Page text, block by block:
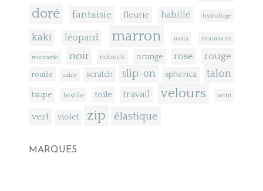
doré fantaisie fleurie habillé hydrofuge
kaki léopard marron moka moumoute
moutarde noir nubuck orange rose rouge
rouille sable scratch slip-on spherica talon
taupe textile toile travail velours verni
vert violet zip élastique
MARQUES